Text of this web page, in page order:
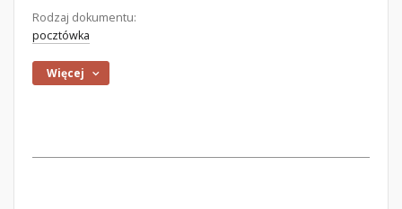
Rodzaj dokumentu:
pocztówka
Więcej